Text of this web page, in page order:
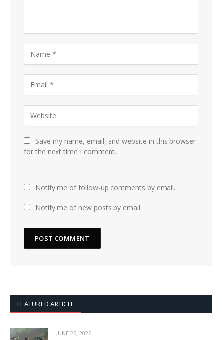
Save my name, email, and website in this browser
for the next time I comment.
Notify me of follow-up comments by email.
Notify me of new posts by email.
FEATURED ARTICLE
JUNE 26, 2026